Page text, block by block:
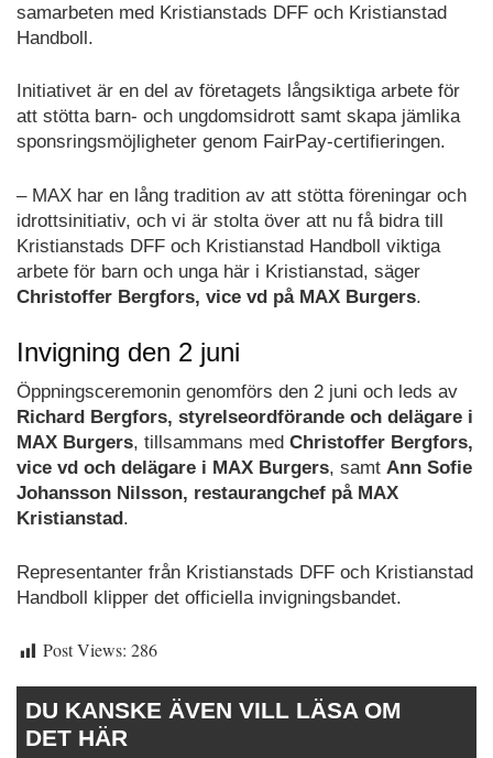
samarbeten med Kristianstads DFF och Kristianstad
Handboll.
Initiativet är en del av företagets långsiktiga arbete för
att stötta barn- och ungdomsidrott samt skapa jämlika
sponsringsmöjligheter genom FairPay-certifieringen.
– MAX har en lång tradition av att stötta föreningar och
idrottsinitiativ, och vi är stolta över att nu få bidra till
Kristianstads DFF och Kristianstad Handboll viktiga
arbete för barn och unga här i Kristianstad, säger
Christoffer Bergfors, vice vd på MAX Burgers.
Invigning den 2 juni
Öppningsceremonin genomförs den 2 juni och leds av
Richard Bergfors, styrelseordförande och delägare i
MAX Burgers, tillsammans med Christoffer Bergfors,
vice vd och delägare i MAX Burgers, samt Ann Sofie
Johansson Nilsson, restaurangchef på MAX
Kristianstad.
Representanter från Kristianstads DFF och Kristianstad
Handboll klipper det officiella invigningsbandet.
Post Views: 286
DU KANSKE ÄVEN VILL LÄSA OM
DET HÄR